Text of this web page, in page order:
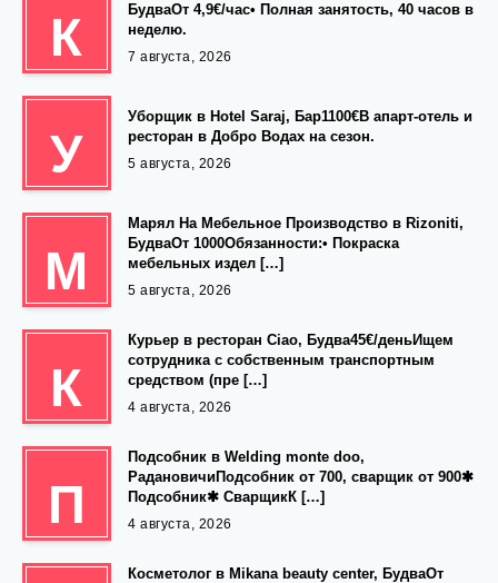
К
БудваОт 4,9€/час• Полная занятость, 40 часов в
неделю.
7 августа, 2026
У
Уборщик в Hotel Saraj, Бар1100€В апарт-отель и
ресторан в Добро Водах на сезон.
5 августа, 2026
М
Марял На Мебельное Производство в Rizoniti,
БудваОт 1000Обязанности:• Покраска
мебельных издел […]
5 августа, 2026
К
Курьер в ресторан Ciao, Будва45€/деньИщем
сотрудника с собственным транспортным
средством (пре […]
4 августа, 2026
П
Подсобник в Welding monte doo,
РадановичиПодсобник от 700, сварщик от 900✱
Подсобник✱ СварщикК […]
4 августа, 2026
Косметолог в Mikana beauty center, БудваОт